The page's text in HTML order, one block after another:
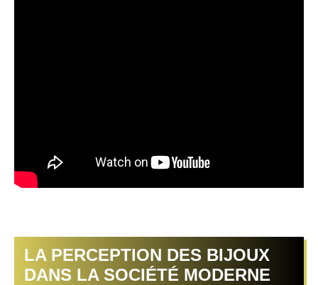
LA PERCEPTION DES BIJOUX
DANS LA SOCIÉTÉ MODERNE